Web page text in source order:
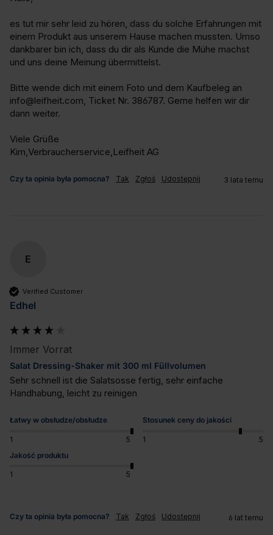
es tut mir sehr leid zu hören, dass du solche Erfahrungen mit
einem Produkt aus unserem Hause machen mussten. Umso
dankbarer bin ich, dass du dir als Kunde die Mühe machst
und uns deine Meinung übermittelst.
Bitte wende dich mit einem Foto und dem Kaufbeleg an
info@leifheit.com, Ticket Nr. 386787. Gerne helfen wir dir
dann weiter.
Viele Grüße
Kim,Verbraucherservice,Leifheit AG
Czy ta opinia była pomocna? Tak Zgłoś Udostępnij 3 lata temu
E
Verified Customer
Edhel
Immer Vorrat
Salat Dressing-Shaker mit 300 ml Füllvolumen
Sehr schnell ist die Salatsosse fertig, sehr einfache
Handhabung, leicht zu reinigen
Łatwy w obsłudze/obsłudze
1 5
Stosunek ceny do jakości
1
5
Jakość produktu
1 5
Czy ta opinia była pomocna? Tak Zgłoś Udostępnij 6 lat temu